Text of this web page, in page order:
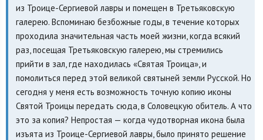
из Троице-Сергиевой лавры и помещен в Третьяковскую
галерею. Вспоминаю безбожные годы, в течение которых
проходила значительная часть моей жизни, когда всякий
раз, посещая Третьяковскую галерею, мы стремились
прийти в зал, где находилась «Святая Троица», и
помолиться перед этой великой святыней земли Русской. Но
сегодня у меня есть возможность точную копию иконы
Святой Троицы передать сюда, в Соловецкую обитель. А что
это за копия? Непростая — когда чудотворная икона была
изъята из Троице-Сергиевой лавры, было принято решение